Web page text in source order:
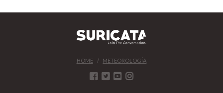
HOME METEOROLOGÍA